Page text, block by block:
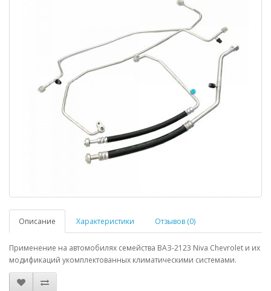
Описание Характеристики Отзывов (0)
Применение на автомобилях семейства ВАЗ-2123 Niva Chevrolet и их
модификаций укомплектованных климатическими системами.